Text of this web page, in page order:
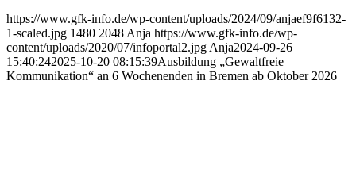
https://www.gfk-info.de/wp-content/uploads/2024/09/anjaef9f6132-
1-scaled.jpg 1480 2048 Anja https://www.gfk-info.de/wp-
content/uploads/2020/07/infoportal2.jpg Anja2024-09-26
15:40:242025-10-20 08:15:39Ausbildung „Gewaltfreie
Kommunikation“ an 6 Wochenenden in Bremen ab Oktober 2026